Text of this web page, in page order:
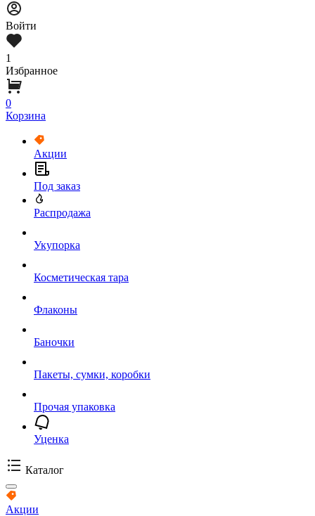
Войти
1
Избранное
0
Корзина
Акции
Под заказ
Распродажа
Укупорка
Косметическая тара
Флаконы
Баночки
Пакеты, сумки, коробки
Прочая упаковка
Уценка
Каталог
Акции